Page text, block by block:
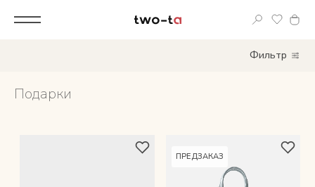
Дополнительные услуги
Фильтр
Подарки
ПРЕДЗАКАЗ